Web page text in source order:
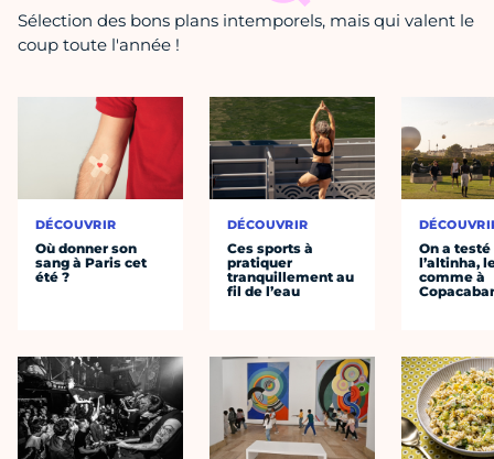
Sélection des bons plans intemporels, mais qui valent le
coup toute l'année !
DÉCOUVRIR
Où donner son
sang à Paris cet
été ?
DÉCOUVRIR
Ces sports à
pratiquer
tranquillement au
fil de l’eau
On a testé
l’altinha,
comme à